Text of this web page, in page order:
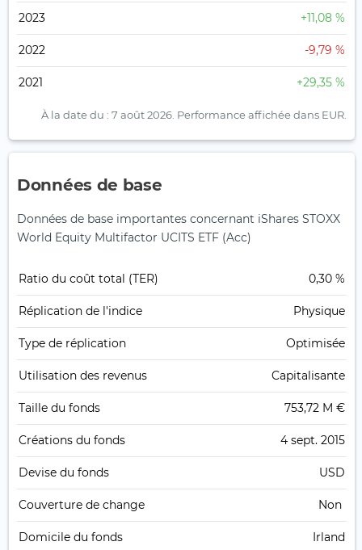
2023 +11,08 %
2022 -9,79 %
2021 +29,35 %
À la date du : 7 août 2026. Performance affichée dans EUR.
Données de base
Données de base importantes concernant iShares STOXX
World Equity Multifactor UCITS ETF (Acc)
Ratio du coût total (TER) 0,30 %
Réplication de l'indice Physique
Type de réplication Optimisée
Utilisation des revenus Capitalisante
Taille du fonds 753,72 M €
Créations du fonds 4 sept. 2015
Devise du fonds USD
Couverture de change Non
Domicile du fonds Irland